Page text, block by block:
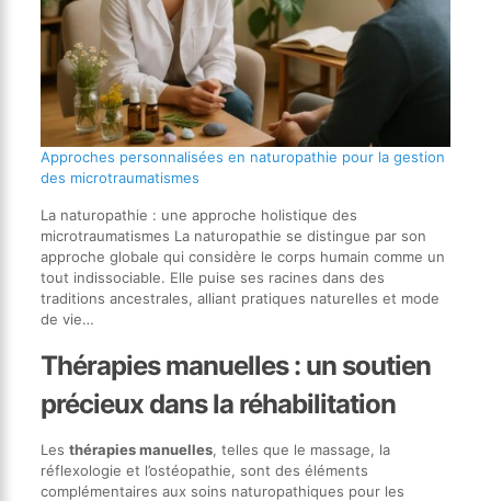
Approches personnalisées en naturopathie pour la gestion
des microtraumatismes
La naturopathie : une approche holistique des
microtraumatismes La naturopathie se distingue par son
approche globale qui considère le corps humain comme un
tout indissociable. Elle puise ses racines dans des
traditions ancestrales, alliant pratiques naturelles et mode
de vie…
Thérapies manuelles : un soutien
précieux dans la réhabilitation
Les thérapies manuelles, telles que le massage, la
réflexologie et l’ostéopathie, sont des éléments
complémentaires aux soins naturopathiques pour les